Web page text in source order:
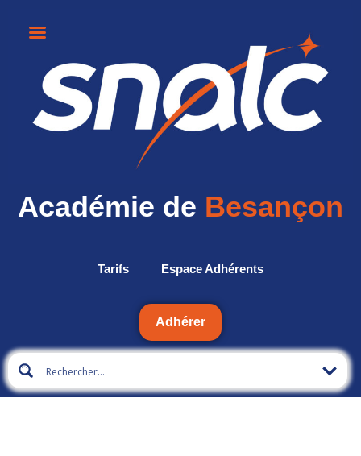
Académie de Besançon
Tarifs Espace Adhérents
Adhérer